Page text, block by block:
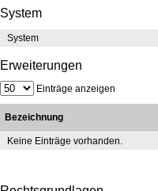
System
System
Erweiterungen
Einträge anzeigen
Bezeichnung
Keine Einträge vorhanden.